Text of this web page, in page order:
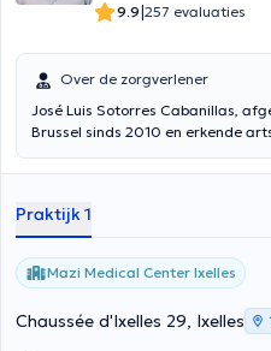
9.9|257 evaluaties
Over de zorgverlener
José Luis Sotorres Cabanillas,
Brussel sinds 2010 en erkende
maandagmiddag en
donderdag.
Praktijk 1
Mazi Medical Center Ixelles
Chaussée d'Ixelles 29, Ixelles